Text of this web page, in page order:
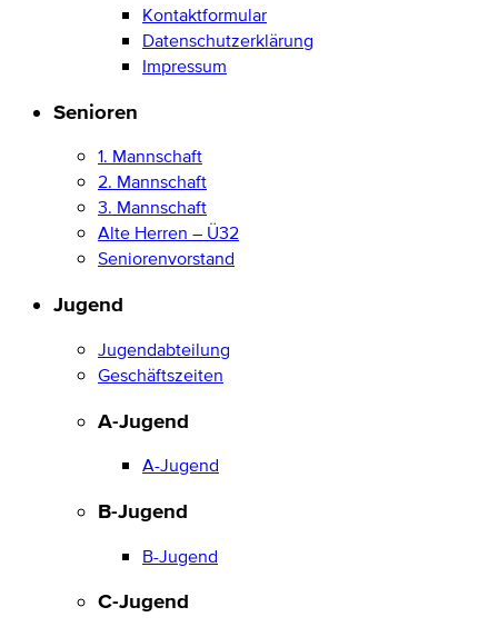
Kontaktformular
Datenschutzerklärung
Impressum
Senioren
1. Mannschaft
2. Mannschaft
3. Mannschaft
Alte Herren – Ü32
Seniorenvorstand
Jugend
Jugendabteilung
Geschäftszeiten
A-Jugend
A-Jugend
B-Jugend
B-Jugend
C-Jugend